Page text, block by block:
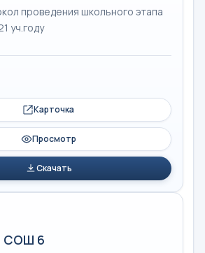
проведения школьного этапа
уч.году
Карточка
Просмотр
Скачать
СОШ 6